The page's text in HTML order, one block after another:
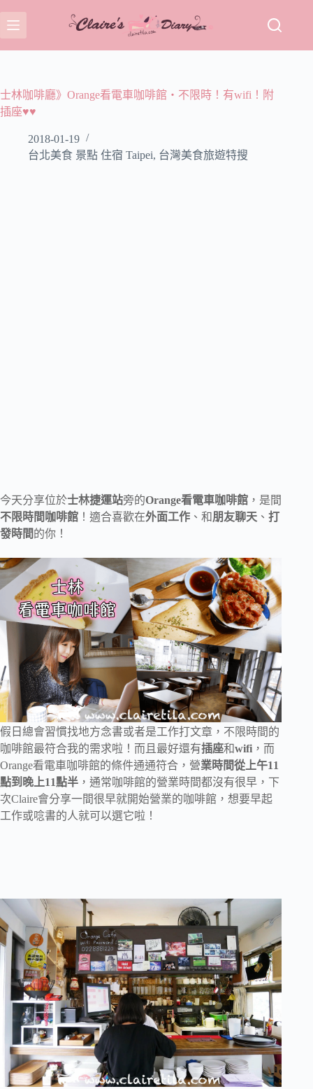
至
主
容
士林咖啡廳》Orange看電車咖啡館‧不限時！有wifi！附
插座♥♥
2018-01-19
台北美食 景點 住宿 Taipei, 台灣美食旅遊特搜
今天分享位於士林捷運站旁的Orange看電車咖啡館 ，是間
不限時間咖啡館 ！適合喜歡在外面工作 、和朋友聊天 、 打
發時間的你！
假日總會習慣找地方念書或者是工作打文章，不限時間的
咖啡館最符合我的需求啦！而且最好還有插座和wifi ，而
Orange看電車咖啡館的條件通通符合，營業時間從上午11
點到晚上11點半 ，通常咖啡館的營業時間都沒有很早，下
次Claire會分享一間很早就開始營業的咖啡館，想要早起
工作或唸書的人就可以選它啦！